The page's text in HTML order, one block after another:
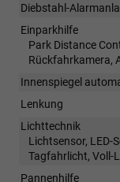
Diebstahl-
Einparkhilfe
Park Distance
Rückfahrkamera,
Innenspiegel
Lenkung
Lichttechnik
Lichtsensor, LED-
Tagfahrlicht, Voll-
Pannenhilfe